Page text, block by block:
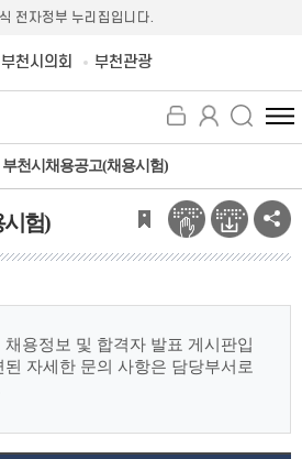
전자정부 누리집입니다.
부천시의회 부천관광
전
체
뉴
보
기
부천시채용공고(채용시험)
험)
용정보 및 합격자 발표 게시판입
된 자세한 문의 사항은 담당부서로